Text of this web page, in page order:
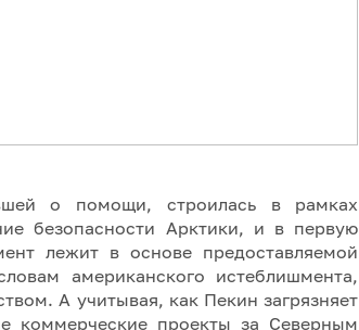
о помощи, строилась в рамках
безопасности Арктики, и в первую
лежит в основе предоставляемой
американского истеблишмента,
А учитывая, как Пекин загрязняет
коммерческие проекты за Северным